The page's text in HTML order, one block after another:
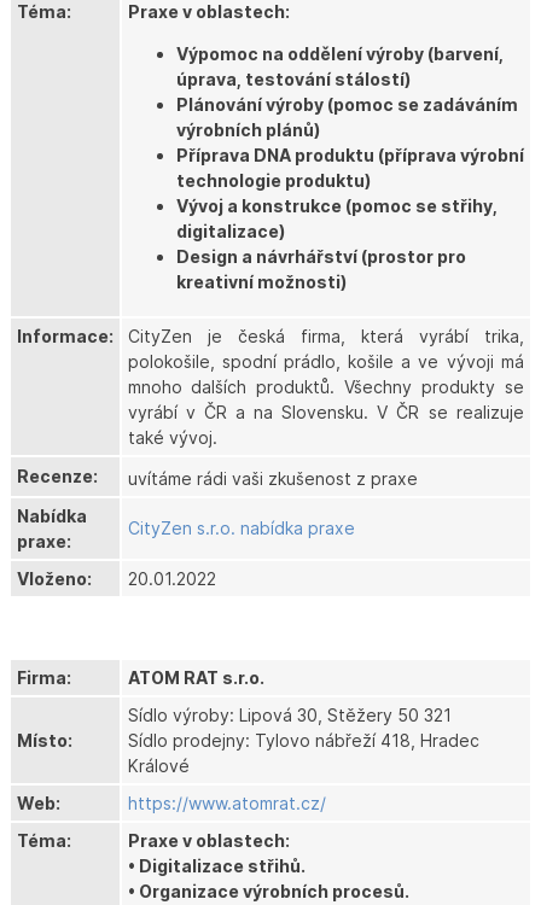
Téma: Praxe v oblastech:
Výpomoc na oddělení výroby (barvení,
úprava, testování stálostí)
Plánování výroby (pomoc se zadáváním
výrobních plánů)
Příprava DNA produktu (příprava výrobní
technologie produktu)
Vývoj a konstrukce (pomoc se střihy,
digitalizace)
Design a návrhářství (prostor pro
kreativní možnosti)
Informace:
CityZen je česká firma, která vyrábí trika,
polokošile, spodní prádlo, košile a ve vývoji má
mnoho dalších produktů. Všechny produkty se
vyrábí v ČR a na Slovensku. V ČR se realizuje
také vývoj.
Recenze:
uvítáme rádi vaši zkušenost z praxe
Nabídka
praxe:
CityZen s.r.o. nabídka praxe
Vloženo: 20.01.2022
Firma: ATOM RAT s.r.o.
Místo:
Sídlo výroby: Lipová 30, Stěžery 50 321
Sídlo prodejny: Tylovo nábřeží 418, Hradec
Králové
Web:
https://www.atomrat.cz/
Téma:
Praxe v oblastech:
• Digitalizace střihů.
• Organizace výrobních procesů.